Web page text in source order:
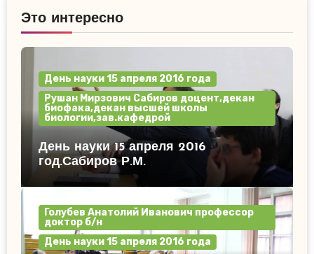
Это интересно
День науки 15 апреля 2016 года
Рушан Мирзович Сабиров доцент,декан
биофака,декан высшей школы
биологии,зав.кафедрой
День науки 15 апреля 2016
год.Сабиров Р.М.
Голубев Анатолий Иванович профессор
доктор б/н
День науки 15 апреля 2016 года